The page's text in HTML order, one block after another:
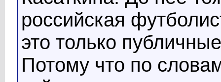
российская
это только
Потому что по